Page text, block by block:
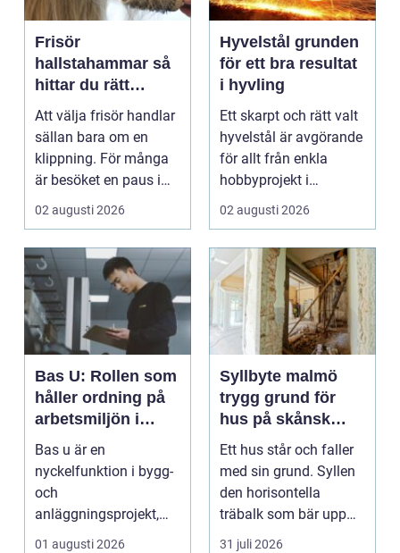
Frisör
hallstahammar så
hittar du rätt
salong för stil,
kvalitet och känsla
Att välja frisör handlar
sällan bara om en
klippning. För många
är besöket en paus i
vardagen, ett s...
02 augusti 2026
Hyvelstål grunden
för ett bra resultat
i hyvling
Ett skarpt och rätt valt
hyvelstål är avgörande
för allt från enkla
hobbyprojekt i
verkstaden till k...
02 augusti 2026
Bas U: Rollen som
håller ordning på
arbetsmiljön i
byggprojekt
Bas u är en
nyckelfunktion i bygg-
och
anläggningsprojekt,
med ansvar för att
01 augusti 2026
Syllbyte malmö
trygg grund för
hus på skånsk
mark
Ett hus står och faller
med sin grund. Syllen
den horisontella
träbalk som bär upp
väggarna mot pla...
31 juli 2026